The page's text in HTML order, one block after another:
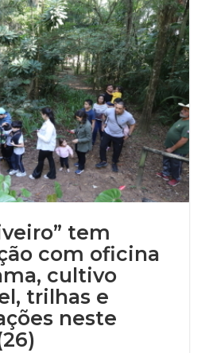
tem
com oficina
cultivo
trilhas e
neste